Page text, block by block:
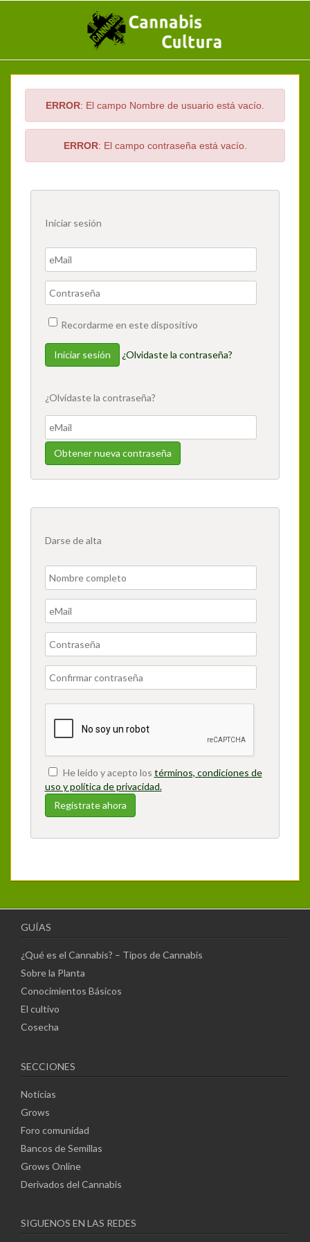
ERROR: El campo Nombre de usuario está vacío.
ERROR: El campo contraseña está vacío.
Iniciar sesión
Recordarme en este dispositivo
¿Olvidaste la contraseña?
¿Olvidaste la contraseña?
Darse de alta
He leido y acepto los términos, condiciones de
uso y política de privacidad.
GUÍAS
¿Qué es el Cannabis? – Tipos de Cannabis
Sobre la Planta
Conocimientos Básicos
El cultivo
Cosecha
SECCIONES
Noticias
Grows
Foro comunidad
Bancos de Semillas
Grows Online
Derivados del Cannabis
SIGUENOS EN LAS REDES